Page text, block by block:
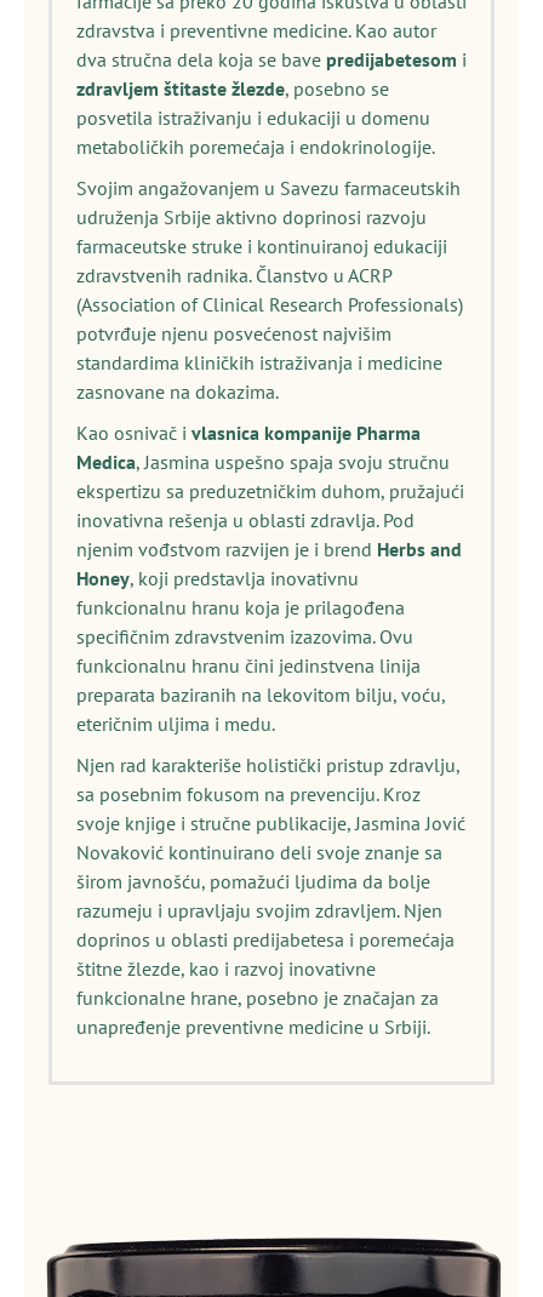
zdravstva i preventivne medicine. Kao autor
dva stručna dela koja se bave predijabetesom i
zdravljem štitaste žlezde, posebno se
posvetila istraživanju i edukaciji u domenu
metaboličkih poremećaja i endokrinologije.
Svojim angažovanjem u Savezu farmaceutskih
udruženja Srbije aktivno doprinosi razvoju
farmaceutske struke i kontinuiranoj edukaciji
zdravstvenih radnika. Članstvo u ACRP
(Association of Clinical Research Professionals)
potvrđuje njenu posvećenost najvišim
standardima kliničkih istraživanja i medicine
zasnovane na dokazima.
Kao osnivač i vlasnica kompanije Pharma
Medica, Jasmina uspešno spaja svoju stručnu
ekspertizu sa preduzetničkim duhom, pružajući
inovativna rešenja u oblasti zdravlja. Pod
njenim vođstvom razvijen je i brend Herbs and
Honey, koji predstavlja inovativnu
funkcionalnu hranu koja je prilagođena
specifičnim zdravstvenim izazovima. Ovu
funkcionalnu hranu čini jedinstvena linija
preparata baziranih na lekovitom bilju, voću,
eteričnim uljima i medu.
Njen rad karakteriše holistički pristup zdravlju,
sa posebnim fokusom na prevenciju. Kroz
svoje knjige i stručne publikacije, Jasmina Jović
Novaković kontinuirano deli svoje znanje sa
širom javnošću, pomažući ljudima da bolje
razumeju i upravljaju svojim zdravljem. Njen
doprinos u oblasti predijabetesa i poremećaja
štitne žlezde, kao i razvoj inovativne
funkcionalne hrane, posebno je značajan za
unapređenje preventivne medicine u Srbiji.